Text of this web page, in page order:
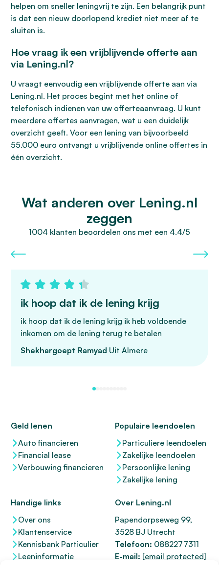
helpen om sneller leningvrij te zijn. Een belangrijk punt
is dat een nieuw doorlopend krediet niet meer af te
sluiten is.
Hoe vraag ik een vrijblijvende offerte aan
via Lening.nl?
U vraagt eenvoudig een vrijblijvende offerte aan via
Lening.nl. Het proces begint met het online of
telefonisch indienen van uw offerteaanvraag. U kunt
meerdere offertes aanvragen, wat u een duidelijk
overzicht geeft. Voor een lening van bijvoorbeeld
55.000 euro ontvangt u vrijblijvende online offertes in
één overzicht.
Wat anderen over Lening.nl
zeggen
1004 klanten beoordelen ons met een 4.4/5
ik hoop dat ik de lening krijg
ik hoop dat ik de lening krijg ik heb voldoende
inkomen om de lening terug te betalen
Shekhargoept Ramyad Uit Almere
Geld lenen
Auto financieren
Financial lease
Verbouwing financieren
Populaire leendoelen
Particuliere leendoelen
Zakelijke leendoelen
Persoonlijke lening
Zakelijke lening
Handige links
Over ons
Klantenservice
Kennisbank Particulier
Leeninformatie
Over Lening.nl
Papendorpseweg 99,
3528 BJ Utrecht
Telefoon: 0882277311
E-mail: [email protected]